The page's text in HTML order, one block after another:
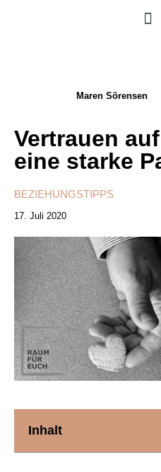
Maren Sörensen
Vertrauen
eine starke
BEZIEHUNGSTIPPS
17. Juli 2020
Inhalt